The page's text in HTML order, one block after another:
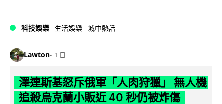
科技娛樂 生活娛樂 城中熱話
Lawton 1 日
澤連斯基怒斥俄軍「人肉狩獵」 無人機
追殺烏克蘭小販近 40 秒仍被炸傷